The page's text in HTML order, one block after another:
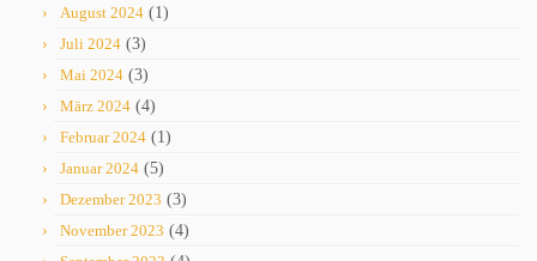
August 2024 (1)
Juli 2024 (3)
Mai 2024 (3)
März 2024 (4)
Februar 2024 (1)
Januar 2024 (5)
Dezember 2023 (3)
November 2023 (4)